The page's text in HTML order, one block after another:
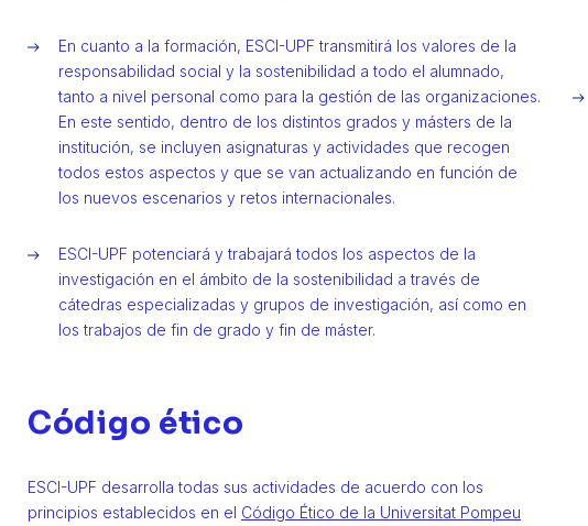
En cuanto a la formación, ESCI-UPF transmitirá los valores de la
responsabilidad social y la sostenibilidad a todo el alumnado,
tanto a nivel personal como para la gestión de las organizaciones.
En este sentido, dentro de los distintos grados y másters de la
institución, se incluyen asignaturas y actividades que recogen
todos estos aspectos y que se van actualizando en función de
los nuevos escenarios y retos internacionales.
ESCI-UPF potenciará y trabajará todos los aspectos de la
investigación en el ámbito de la sostenibilidad a través de
cátedras especializadas y grupos de investigación, así como en
los trabajos de fin de grado y fin de máster.
Código ético
ESCI-UPF desarrolla todas sus actividades de acuerdo con los
principios establecidos en el Código Ético de la Universitat Pompeu